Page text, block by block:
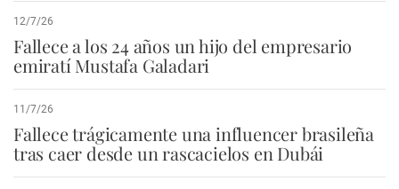
12/7/26
Fallece a los 24 años un hijo del empresario
emiratí Mustafa Galadari
11/7/26
Fallece trágicamente una influencer brasileña
tras caer desde un rascacielos en Dubái